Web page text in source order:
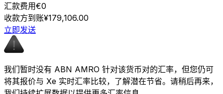
汇款费用€0
收款方到账¥179,106.00
立即发送
我们暂时没有 ABN AMRO 针对该货币对的汇率，但您仍可
将其报价与 Xe 实时汇率比较，了解潜在节省。请稍后再来，